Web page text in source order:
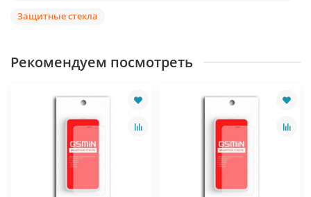
Защитные стекла
Рекомендуем посмотреть